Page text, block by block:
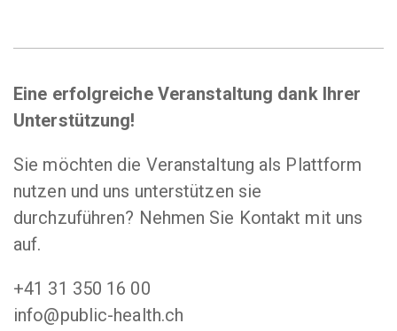
Eine erfolgreiche Veranstaltung dank Ihrer
Unterstützung!
Sie möchten die Veranstaltung als Plattform
nutzen und uns unterstützen sie
durchzuführen? Nehmen Sie Kontakt mit uns
auf.
+41 31 350 16 00
info@public-health.ch